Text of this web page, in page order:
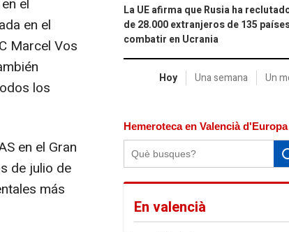
el
en el
Marcel Vos
los
en el Gran
de julio de
más
La UE afirma que Rusia ha
de 28.000 extranjeros de 135
combatir en Ucrania
Hoy Una semana Un
Hemeroteca en Valencià
En valencià